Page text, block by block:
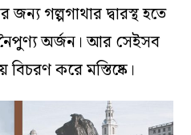
জন্য গল্পগাথার দ্বারস্থ হতে
অর্জন। আর সেইসব
বিচরণ করে মস্তিষ্কে।